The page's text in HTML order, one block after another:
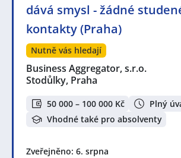
dává smysl - žádné
kontakty (Praha)
Nutně vás hledají
Business Aggregator, s.r.o.
Stodůlky, Praha
50 000 – 100 000 Kč
Plný
Vhodné také pro absolventy
Zveřejněno: 6. srpna